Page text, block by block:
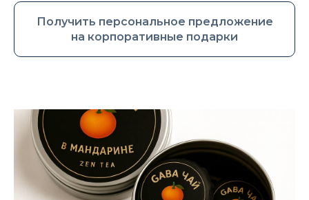
Получить персональное предложение
на корпоративные подарки